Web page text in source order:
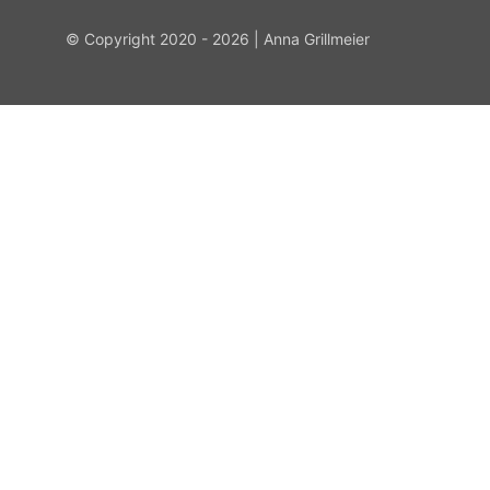
© Copyright 2020 - 2026 | Anna Grillmeier